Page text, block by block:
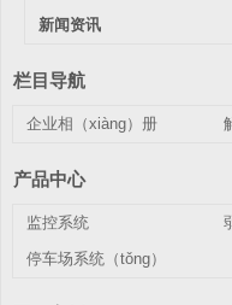
新闻资讯
栏目导航
企业相（xiàng）册
产品中心
监控系统
停车场系统（tǒng）